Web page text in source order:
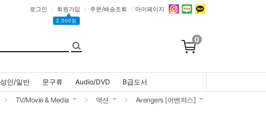
로그인 회원가입
▲
2,000점
주문/배송조회 마이페이지
0
성인/일반 문구류 Audio/DVD B급도서
TV/Movie & Media 액션 Avengers [어벤져스]